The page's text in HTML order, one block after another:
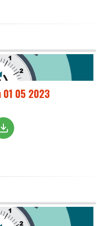
05 2023